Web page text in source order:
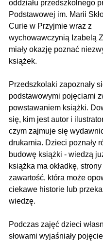
oddziału przedszkolnego
Podstawowej im. Marii
Curie w Przyjmie wraz z
wychowawczynią Izabelą
miały okazję poznać
książek.
Przedszkolaki zapoznały
podstawowymi pojęciami
powstawaniem książki.
się, kim jest autor i
czym zajmuje się
drukarnia. Dzieci poznały
budowę książki - wiedzą
książka ma okładkę,
zawartość, która może
ciekawe historie lub
wiedzę.
Podczas zajęć dzieci
słowami wyjaśniały